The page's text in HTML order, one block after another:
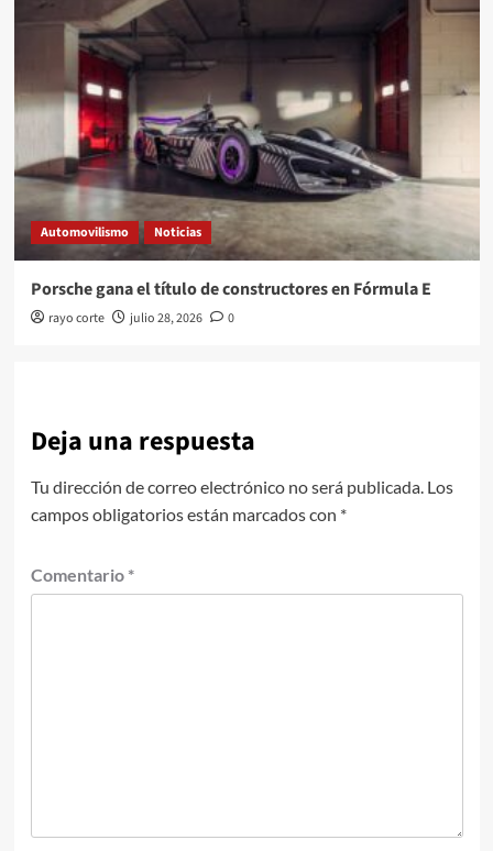
Automovilismo Noticias
Porsche gana el título de constructores en Fórmula E
rayo corte julio 28, 2026 0
Deja una respuesta
Tu dirección de correo electrónico no será publicada. Los
campos obligatorios están marcados con *
Comentario *